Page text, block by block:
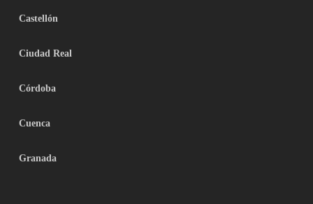
Castellón
Ciudad Real
Córdoba
Cuenca
Granada